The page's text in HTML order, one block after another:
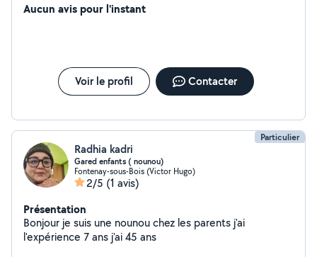
d'avocat Peut assurer tous types bricolage
Aucun avis pour l'instant
Voir le profil Contacter
Particulier
Radhia kadri
Gared enfants ( nounou)
Fontenay-sous-Bois (Victor Hugo)
2/5 (1 avis)
Présentation
Bonjour je suis une nounou chez les parents j'ai
l'expérience 7 ans j'ai 45 ans